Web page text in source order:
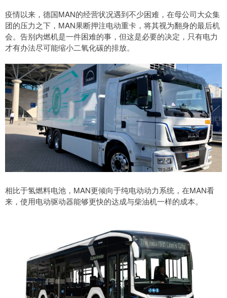
疫情以来，德国MAN的经营状况遇到不少困难，在母公司大众集
团的压力之下，MAN果断押注电动重卡，将其视为翻身的最后机
会。告别内燃机是一件困难的事，但这是必要的决定，只有电力
才有办法尽可能缩小二氧化碳的排放。
相比于氢燃料电池，MAN更倾向于纯电动动力系统，在MAN看
来，使用电动驱动器能够更快的达成与柴油机一样的成本。